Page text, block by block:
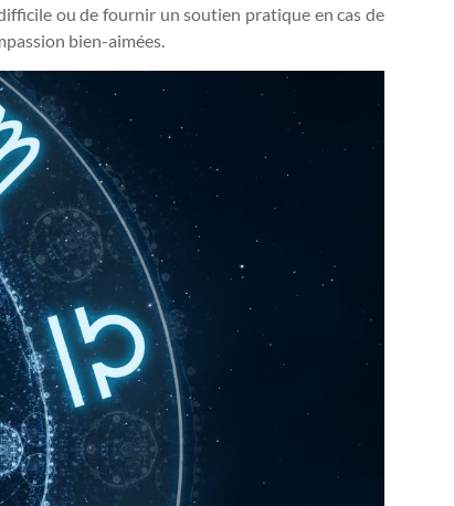
ou de fournir un soutien pratique en cas de
bien-aimées.